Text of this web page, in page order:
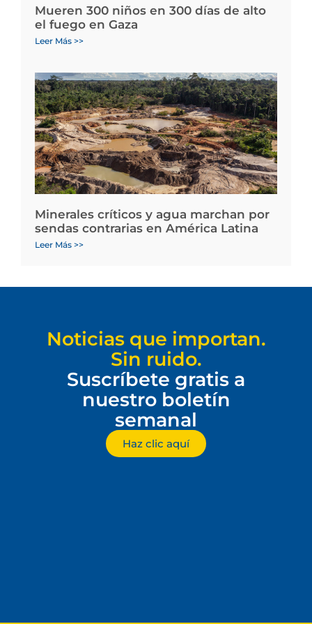
Mueren 300 niños en 300 días de alto
el fuego en Gaza
Leer Más >>
Minerales críticos y agua marchan por
sendas contrarias en América Latina
Leer Más >>
Noticias que importan.
Sin ruido.
Suscríbete gratis a
nuestro boletín
semanal
Haz clic aquí